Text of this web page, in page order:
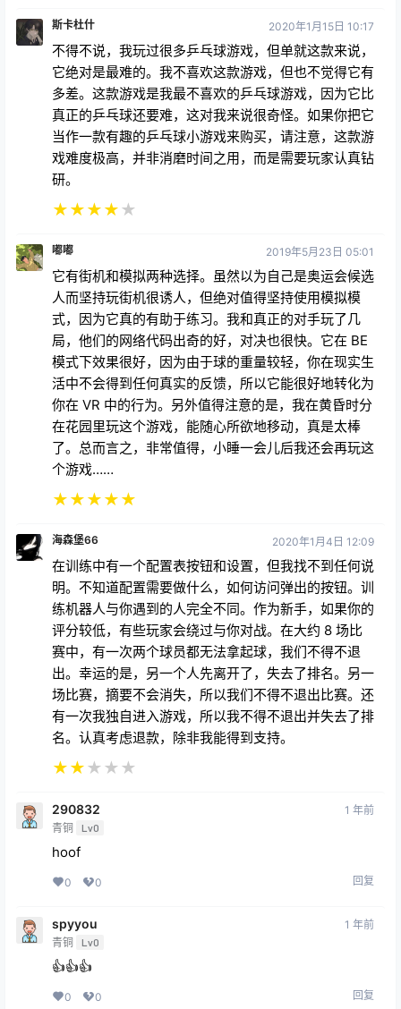
斯卡杜什 2020年1月15日 10:17
不得不说，我玩过很多乒乓球游戏，但单就这款来说，
它绝对是最难的。我不喜欢这款游戏，但也不觉得它有
多差。这款游戏是我最不喜欢的乒乓球游戏，因为它比
真正的乒乓球还要难，这对我来说很奇怪。如果你把它
当作一款有趣的乒乓球小游戏来购买，请注意，这款游
戏难度极高，并非消磨时间之用，而是需要玩家认真钻
研。
★★★★★
嘟嘟 2019年5月23日 05:01
它有街机和模拟两种选择。虽然以为自己是奥运会候选
人而坚持玩街机很诱人，但绝对值得坚持使用模拟模
式，因为它真的有助于练习。我和真正的对手玩了几
局，他们的网络代码出奇的好，对决也很快。它在 BE
模式下效果很好，因为由于球的重量较轻，你在现实生
活中不会得到任何真实的反馈，所以它能很好地转化为
你在 VR 中的行为。另外值得注意的是，我在黄昏时分
在花园里玩这个游戏，能随心所欲地移动，真是太棒
了。总而言之，非常值得，小睡一会儿后我还会再玩这
个游戏……
★★★★★
海森堡66 2020年1月4日 12:09
在训练中有一个配置表按钮和设置，但我找不到任何说
明。不知道配置需要做什么，如何访问弹出的按钮。训
练机器人与你遇到的人完全不同。作为新手，如果你的
评分较低，有些玩家会绕过与你对战。在大约 8 场比
赛中，有一次两个球员都无法拿起球，我们不得不退
出。幸运的是，另一个人先离开了，失去了排名。另一
场比赛，摘要不会消失，所以我们不得不退出比赛。还
有一次我独自进入游戏，所以我不得不退出并失去了排
名。认真考虑退款，除非我能得到支持。
★★★ ★ ★
290832
青铜 Lv0
1 年前
hoof
0 0 回复
spyyou
青铜 Lv0
1 年前
👍👍👍
0 0 回复